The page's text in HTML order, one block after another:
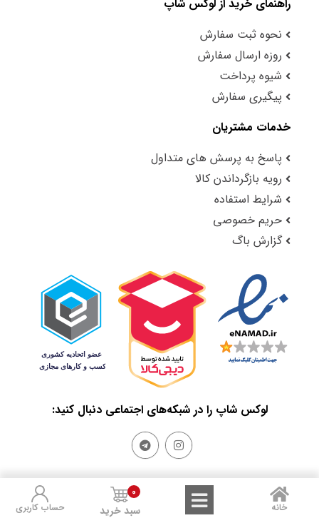
راهنمای خرید از لوکس شاپ
نحوه ثبت سفارش
روزه ارسال سفارش
شیوه پرداخت
پیگیری سفارش
خدمات مشتریان
پاسخ به پرسش های متداول
رویه بازگرداندن کالا
شرایط استفاده
حریم خصوصی
گزارش باگ
لوکس شاپ را در شبکه‌های اجتماعی دنبال کنید:
Privacy Policy
Terms of Use
Sales and Refunds
خانه سبد خرید
0
حساب کاربری